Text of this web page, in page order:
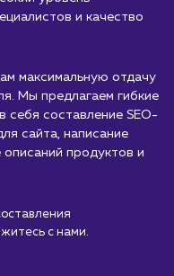
может быть
стратегии: Если
контента в свою
услуга SEO-
преждевременной.